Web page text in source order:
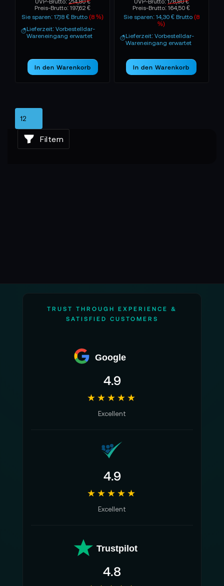
UVP-Brutto: 214,80 €
Preis-Brutto:197,62 €
Sie sparen: 17,18 € Brutto(8 %)
Lieferzeit: Vorbestelldar-
Wareneingang erwartet
In den Warenkorb
UVP-Brutto: 178,80 €
Preis-Brutto:164,50 €
Sie sparen: 14,30 € Brutto (8
%)
Lieferzeit: Vorbestelldar-
Wareneingang erwartet
In den Warenkorb
Filtern
TRUST THROUGH EXPERIENCE &
SATISFIED CUSTOMERS
Google
4.9
★★★★★
Excellent
4.9
★★★★★
Excellent
Trustpilot
4.8